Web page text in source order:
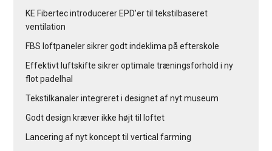
KE Fibertec introducerer EPD’er til tekstilbaseret
ventilation
FBS loftpaneler sikrer godt indeklima på efterskole
Effektivt luftskifte sikrer optimale træningsforhold i ny
flot padelhal
Tekstilkanaler integreret i designet af nyt museum
Godt design kræver ikke højt til loftet
Lancering af nyt koncept til vertical farming